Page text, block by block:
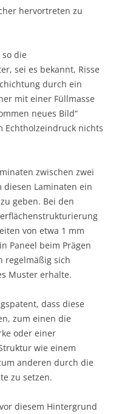
hervortreten zu
so die
sei es bekannt, Risse
durch ein
mit einer Füllmasse
neues Bild“
Echtholzeindruck nichts
zwischen zwei
diesen Laminaten ein
geben. Bei den
von etwa 1 mm
Paneel beim Prägen
regelmäßig sich
Muster erhalte.
dass diese
zum einen die
oder einer
wie einem
anderen durch die
zu setzen.
diesem Hintergrund